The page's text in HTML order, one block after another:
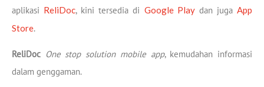
aplikasi ReliDoc, kini tersedia di Google Playdan jugaApp
Store.
ReliDoc One stop solution mobile app, kemudahan informasi
dalam genggaman.